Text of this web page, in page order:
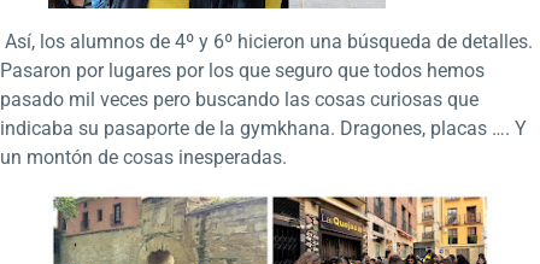
Así, los alumnos de 4º y 6º hicieron una búsqueda de detalles.
Pasaron por lugares por los que seguro que todos hemos
pasado mil veces pero buscando las cosas curiosas que
indicaba su pasaporte de la gymkhana. Dragones, placas …. Y
un montón de cosas inesperadas.